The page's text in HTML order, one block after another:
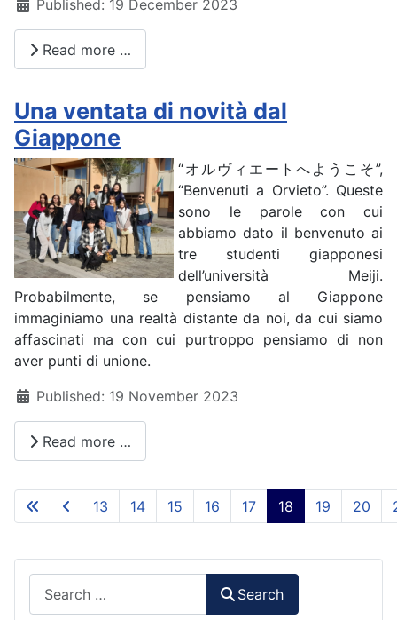
Published: 19 December 2023
Read more …
Una ventata di novità dal
Giappone
“オルヴィエートへようこそ”,
“Benvenuti a Orvieto”. Queste
sono le parole con cui
abbiamo dato il benvenuto ai
tre studenti giapponesi
dell’università Meiji.
Probabilmente, se pensiamo al Giappone
immaginiamo una realtà distante da noi, da cui siamo
affascinati ma con cui purtroppo pensiamo di non
aver punti di unione.
DetailsPublished: 19 November 2023
Read more …
Page 18 of 93
13 14 15 16 17 18 19 20
Search